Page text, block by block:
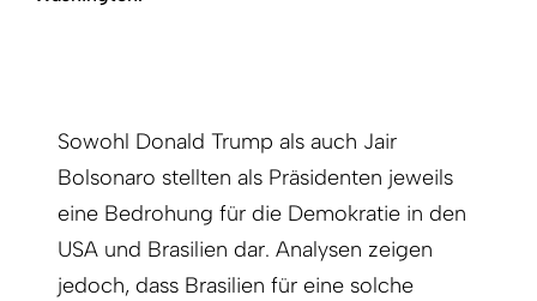
Sowohl Donald Trump als auch Jair
Bolsonaro stellten als Präsidenten jeweils
eine Bedrohung für die Demokratie in den
USA und Brasilien dar. Analysen zeigen
jedoch, dass Brasilien für eine solche